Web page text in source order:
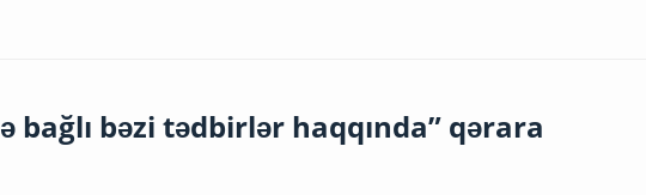
bağlı bəzi tədbirlər haqqında” qərara